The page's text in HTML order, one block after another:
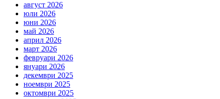
август 2026
юли 2026
юни 2026
май 2026
април 2026
март 2026
февруари 2026
януари 2026
декември 2025
ноември 2025
октомври 2025